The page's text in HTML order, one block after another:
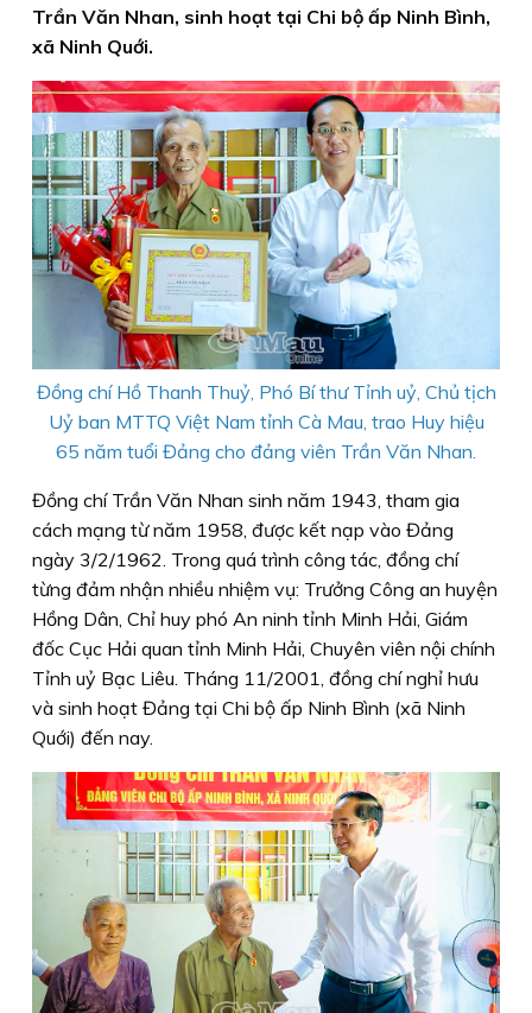
Trần Văn Nhan, sinh hoạt tại Chi bộ ấp Ninh Bình,
xã Ninh Quới.
Đồng chí Hồ Thanh Thuỷ, Phó Bí thư Tỉnh uỷ, Chủ tịch
Uỷ ban MTTQ Việt Nam tỉnh Cà Mau, trao Huy hiệu
65 năm tuổi Đảng cho đảng viên Trần Văn Nhan.
Đồng chí Trần Văn Nhan sinh năm 1943, tham gia
cách mạng từ năm 1958, được kết nạp vào Đảng
ngày 3/2/1962. Trong quá trình công tác, đồng chí
từng đảm nhận nhiều nhiệm vụ: Trưởng Công an huyện
Hồng Dân, Chỉ huy phó An ninh tỉnh Minh Hải, Giám
đốc Cục Hải quan tỉnh Minh Hải, Chuyên viên nội chính
Tỉnh uỷ Bạc Liêu. Tháng 11/2001, đồng chí nghỉ hưu
và sinh hoạt Đảng tại Chi bộ ấp Ninh Bình (xã Ninh
Quới) đến nay.